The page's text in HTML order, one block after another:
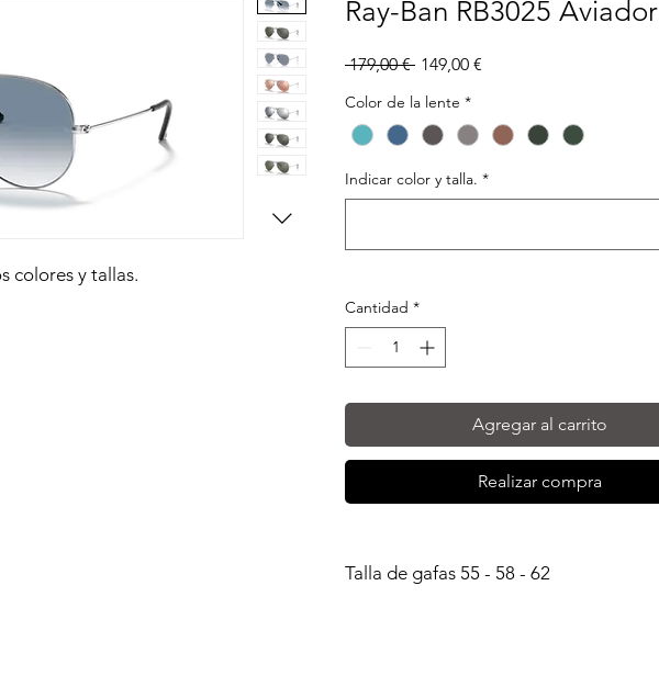
colores y tallas.
Ray-Ban RB3025 Aviador
179,00 € Precio
149,00 €
Color de la lente *
Indicar color y talla. *
Cantidad *
Agregar al carrito
Realizar compra
Talla de gafas 55 - 58 - 62